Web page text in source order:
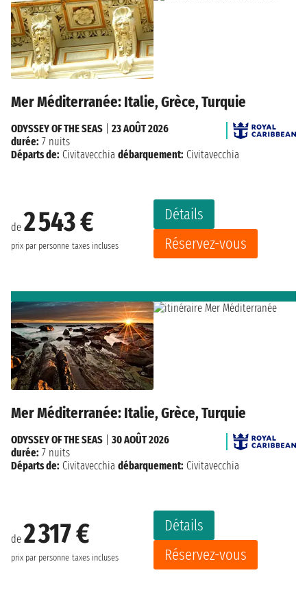
Mer Méditerranée: Italie, Grèce, Turquie
de 2 543 €
prix par personne taxes incluses
Détails
Réservez-vous
ODYSSEY OF THE SEAS
23 AOÛT 2026
durée: 7 nuits
Départs de: Civitavecchia débarquement: Civitavecchia
Mer Méditerranée: Italie, Grèce, Turquie
de 2 317 €
prix par personne taxes incluses
Détails
Réservez-vous
ODYSSEY OF THE SEAS
30 AOÛT 2026
durée: 7 nuits
Départs de: Civitavecchia débarquement: Civitavecchia